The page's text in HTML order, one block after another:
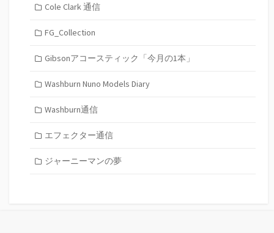
Cole Clark 通信
FG_Collection
Gibsonアコースティック「今月の1本」
Washburn Nuno Models Diary
Washburn通信
エフェクター通信
ジャーニーマンの夢